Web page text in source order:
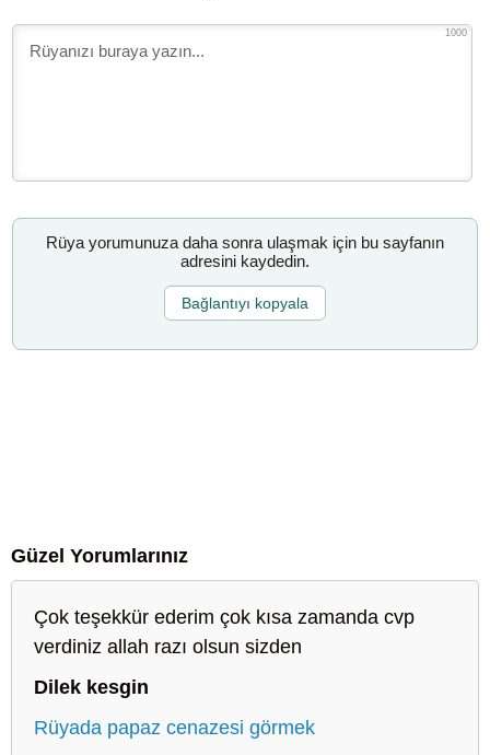
1000
Rüya yorumunuza daha sonra ulaşmak için bu sayfanın
adresini kaydedin.
Bağlantıyı kopyala
Güzel Yorumlarınız
Çok teşekkür ederim çok kısa zamanda cvp
verdiniz allah razı olsun sizden
Dilek kesgin
Rüyada papaz cenazesi görmek